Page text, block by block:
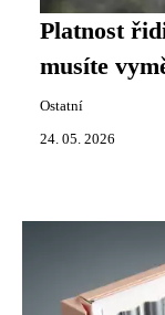
Platnost
musíte
Ostatní
24. 05. 2026